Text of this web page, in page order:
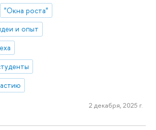
"Окна роста"
и опыт
2 декабря, 2025 г.